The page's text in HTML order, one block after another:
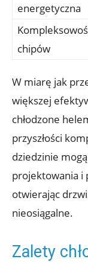
energetyczna
chipów
W ‌miarę jak⁣
większej
chłodzone
przyszłości
dziedzinie
projektowania i
otwierając
nieosiągalne.
Zalety